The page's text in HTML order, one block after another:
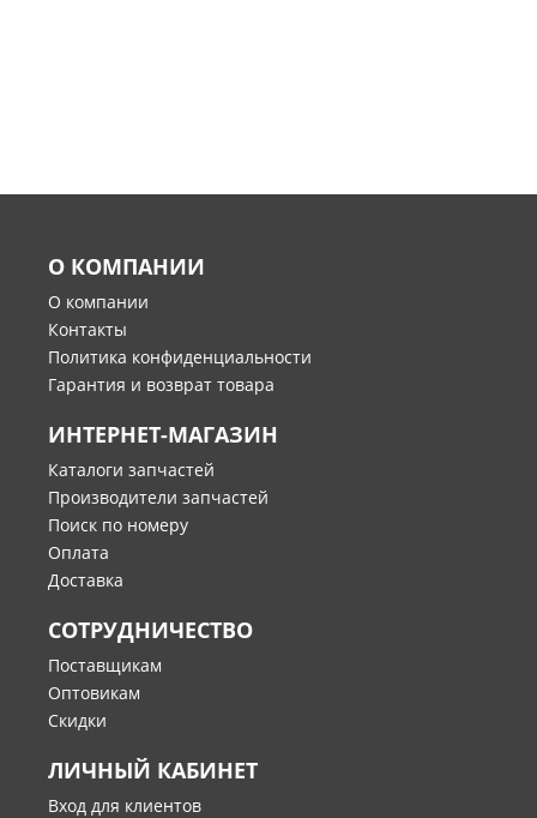
О КОМПАНИИ
О компании
Контакты
Политика конфиденциальности
Гарантия и возврат товара
ИНТЕРНЕТ-МАГАЗИН
Каталоги запчастей
Производители запчастей
Поиск по номеру
Оплата
Доставка
СОТРУДНИЧЕСТВО
Поставщикам
Оптовикам
Скидки
ЛИЧНЫЙ КАБИНЕТ
Вход для клиентов